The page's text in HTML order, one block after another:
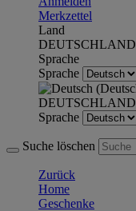
Merkzettel
Land
DEUTSCHLAND
Sprache
Sprache
DEUTSCHLAND
Sprache
Suche löschen
Zurück
Home
Geschenke